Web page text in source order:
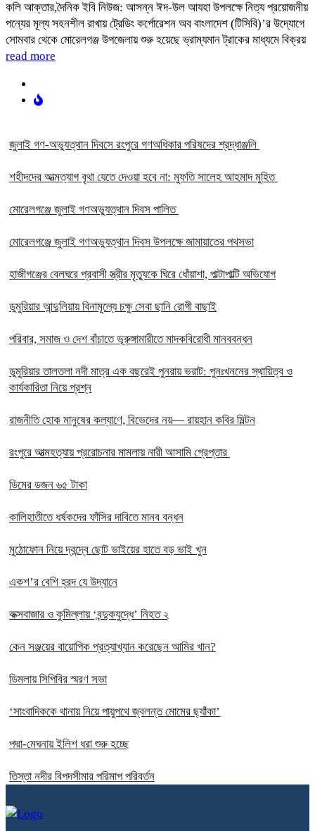
কলি আক্তার,দৈনিক ইবি নিউজ: আসন্ন ঈদ-উল আযহা উপলক্ষে নিত্য প্রয়োজনীয়
পন্যের মূল্য সহনশীল রাখায় ট্রেডিং কর্পোরেশন অব বাংলাদেশ (টিসিবি)’র উদ্যোগে
সোমবার থেকে মোরেলগঞ্জ উপজেলায় শুরু হয়েছে ভ্রাম্যমান ট্রাকের মাধ্যমে বিক্রয়
read more
‎জুলাই গণ-অভ্যুত্থান দিবসে রংপুরে গণঅধিকার পরিষদের শ্রদ্ধাঞ্জলি ‎
‎শহীদদের আত্মত্যাগ বৃথা যেতে দেওয়া হবে না: মুফতি সালেহ আহমাদ মুহিত ‎
মোরেলগঞ্জে জুলাই গণঅভ্যুত্থান দিবস পালিত
মোরেলগঞ্জে জুলাই গণঅভ্যুত্থান দিবস উপলক্ষে জামায়াতের পথসভা
হাজীগঞ্জের বেলঘরে প্রবাসী স্ত্রীর মৃত্যুকে ঘিরে ধোঁয়াশা, পাল্টাপাল্টি অভিযোগ
ডুমুরিয়ার আন্দুলিয়ায় বিনামূল্যে চক্ষু সেবা ছানি রোগী বাছাই
পরিবার, সমাজ ও দেশ বাঁচাতে ভূরুঙ্গামারীতে মাদকবিরোধী মানববন্ধন
ডুমুরিয়ার তালতলা নদী মাত্র এক বছরেই পুনরায় ভরাট: পুনঃখননের স্থায়িত্ব ও
কার্যকারিতা নিয়ে প্রশ্ন
রাজনীতি হোক মানুষের কল্যাণে, বিভেদের নয়— রায়হান কবির মিল্টন
রংপুরে আত্মহত্যায় প্ররোচনার মামলায় নারী আসামি গ্রেপ্তার ‎
ডিমের ডজন ৬৫ টাকা
কালিহাতীতে ধর্ষকদের ফাঁসির দাবিতে মানব বন্ধন
মুঠোফোন নিয়ে দ্বন্দ্বে ছোট ভাইয়ের হাতে বড় ভাই খুন
একশ’র বেশি হ্রদ যে উদ্যানে
কক্সবাজার ও কুমিল্লায় ‘বন্দুকযুদ্ধে’ নিহত ২
কেন সঞ্জয়ের বায়োপিক প্রত্যাখ্যান করেছেন আমির খান?
ডিমলায় সিপিবির স্মরণ সভা
‘সাংবাদিককে থানায় নিয়ে পায়ুপথে জ্বলন্ত মোমের ছ্যাঁকা’
পদ্মা-মেঘনায় ইলিশ ধরা শুরু হচ্ছে
তিস্তা নদীর বিপদসীমার পরিমাপ পরিবর্তন